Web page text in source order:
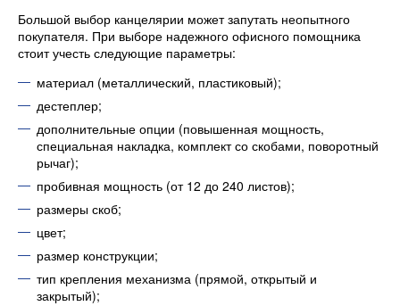
Большой выбор канцелярии может запутать неопытного
покупателя. При выборе надежного офисного помощника
стоит учесть следующие параметры:
материал (металлический, пластиковый);
дестеплер;
дополнительные опции (повышенная мощность,
специальная накладка, комплект со скобами, поворотный
рычаг);
пробивная мощность (от 12 до 240 листов);
размеры скоб;
цвет;
размер конструкции;
тип крепления механизма (прямой, открытый и
закрытый);